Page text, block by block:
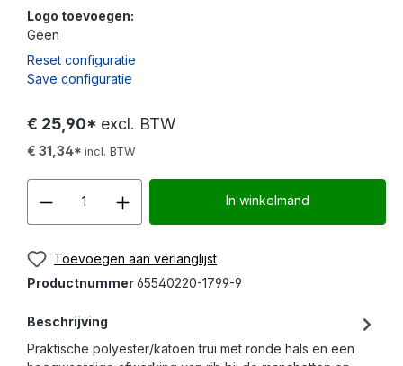
Logo toevoegen:
Geen
Reset configuratie
Save configuratie
€ 25,90* excl. BTW
€ 31,34* incl. BTW
Producthoeveelheid:
In winkelmand
Toevoegen aan verlanglijst
Productnummer65540220-1799-9
Beschrijving
Praktische polyester/katoen trui met ronde hals en een